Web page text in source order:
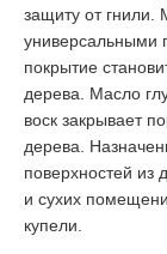
Состав
Хранение
защиту от гнили.
универсальными
покрытие
дерева. Масло
воск закрывает
дерева.
поверхностей из
и сухих
купели.